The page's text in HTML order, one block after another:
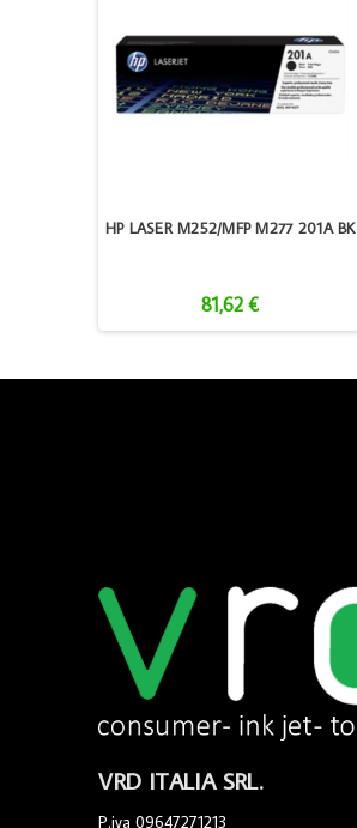
HP LASER M252/MFP M277 201A BK
81,62 €
VRD ITALIA SRL.
P.iva 09647271213